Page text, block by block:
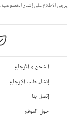
يرجى الاطلاع على إشعار الخصوصية.
الشحن و الأرجاع
إنشاء طلب الإرجاع
إتصل بنا
حول الموقع